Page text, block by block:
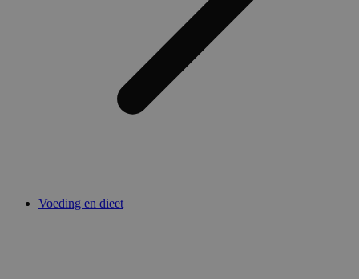
Voeding en dieet